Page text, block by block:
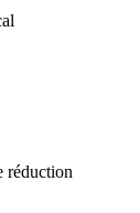
réduction